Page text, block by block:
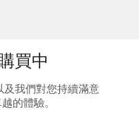
買中
及我們對您持續滿意
的體驗。